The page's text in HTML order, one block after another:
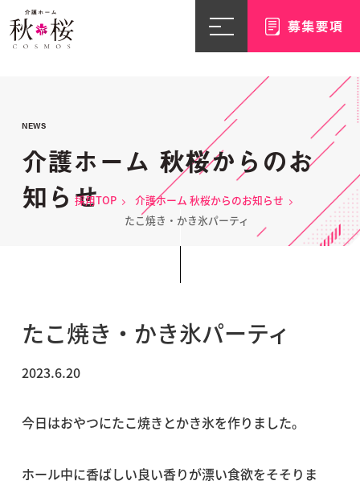
NEWS
介護ホーム 秋桜からのお
知らせ
採用TOP
介護ホーム 秋桜からのお知らせ
たこ焼き・かき氷パーティ
たこ焼き・かき氷パーティ
2023.6.20
今日はおやつにたこ焼きとかき氷を作りました。
ホール中に香ばしい良い香りが漂い食欲をそそりま